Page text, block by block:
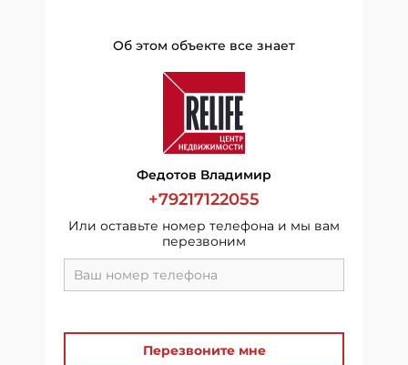
Об этом объекте все знает
Федотов Владимир
+79217122055
Или оставьте номер телефона и мы вам
перезвоним
Перезвоните мне